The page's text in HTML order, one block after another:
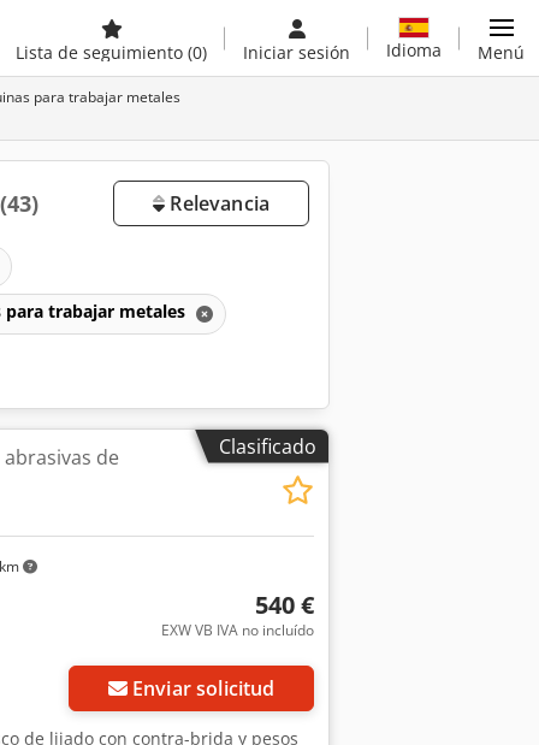
Lista de seguimiento (0) Iniciar sesión Idioma Menú
para trabajar metales
(43) Relevancia
trabajar metales
Clasificado
de
540 €
EXW VB IVA no incluído
Enviar solicitud
de lijado con contra-brida y pesos